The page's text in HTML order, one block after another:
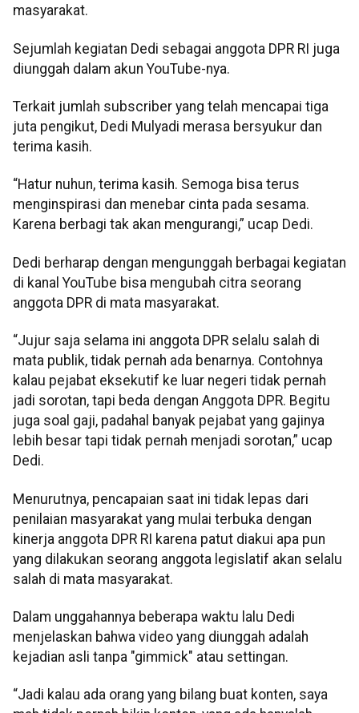
masyarakat.
Sejumlah kegiatan Dedi sebagai anggota DPR RI juga
diunggah dalam akun YouTube-nya.
Terkait jumlah subscriber yang telah mencapai tiga
juta pengikut, Dedi Mulyadi merasa bersyukur dan
terima kasih.
“Hatur nuhun, terima kasih. Semoga bisa terus
menginspirasi dan menebar cinta pada sesama.
Karena berbagi tak akan mengurangi,” ucap Dedi.
Dedi berharap dengan mengunggah berbagai kegiatan
di kanal YouTube bisa mengubah citra seorang
anggota DPR di mata masyarakat.
“Jujur saja selama ini anggota DPR selalu salah di
mata publik, tidak pernah ada benarnya. Contohnya
kalau pejabat eksekutif ke luar negeri tidak pernah
jadi sorotan, tapi beda dengan Anggota DPR. Begitu
juga soal gaji, padahal banyak pejabat yang gajinya
lebih besar tapi tidak pernah menjadi sorotan,” ucap
Dedi.
Menurutnya, pencapaian saat ini tidak lepas dari
penilaian masyarakat yang mulai terbuka dengan
kinerja anggota DPR RI karena patut diakui apa pun
yang dilakukan seorang anggota legislatif akan selalu
salah di mata masyarakat.
Dalam unggahannya beberapa waktu lalu Dedi
menjelaskan bahwa video yang diunggah adalah
kejadian asli tanpa "gimmick" atau settingan.
“Jadi kalau ada orang yang bilang buat konten, saya